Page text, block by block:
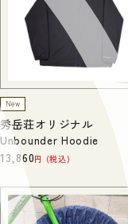
New
秀岳荘オリジナル
Unbounder Hoodie
13,860 税込